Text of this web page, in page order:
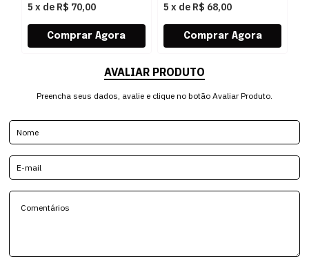
5 x de R$ 70,00 5 x de R$ 68,00
AVALIAR PRODUTO
Preencha seus dados, avalie e clique no botão Avaliar Produto.